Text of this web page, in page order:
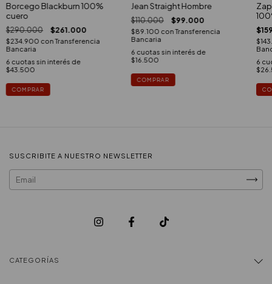
Borcego Blackburn 100%
cuero
$290.000 $261.000
$234.900 con Transferencia
Bancaria
6 cuotas sin interés de
$43.500
COMPRAR
Jean Straight Hombre
$110.000 $99.000
$89.100 con Transferencia
Bancaria
6 cuotas sin interés de
$16.500
COMPRAR
6
SUSCRIBITE A NUESTRO NEWSLETTER
CATEGORÍAS